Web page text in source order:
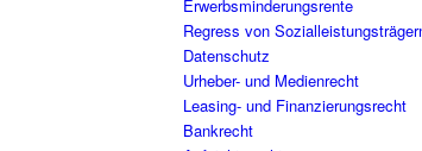
Erwerbsminderungsrente
Regress von
Datenschutz
Urheber- und Medienrecht
Leasing- und Finanzierungsrecht
Bankrecht